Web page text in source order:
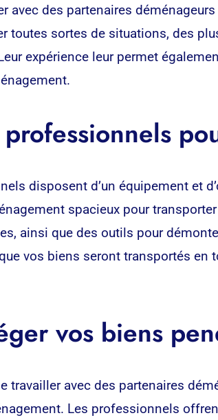
avec des partenaires
toutes sortes de situations, des
expérience leur permet
disposent d’un équipement et
spacieux pour
ainsi que des outils pour
vos biens seront transportés
vos biens
travailler avec des partenaires
Les professionnels